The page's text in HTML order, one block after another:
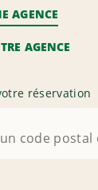
AGENCE
AGENCE
réservation